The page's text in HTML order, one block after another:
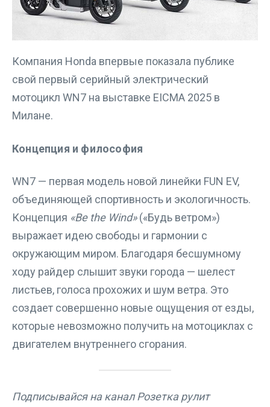
Компания Honda впервые показала публике
свой первый серийный электрический
мотоцикл WN7 на выставке EICMA 2025 в
Милане.
Концепция и философия
WN7 — первая модель новой линейки FUN EV,
объединяющей спортивность и экологичность.
Концепция «Be the Wind»(«Будь ветром»)
выражает идею свободы и гармонии с
окружающим миром. Благодаря бесшумному
ходу райдер слышит звуки города — шелест
листьев, голоса прохожих и шум ветра. Это
создает совершенно новые ощущения от езды,
которые невозможно получить на мотоциклах с
двигателем внутреннего сгорания.
Подписывайся на канал Розетка рулит